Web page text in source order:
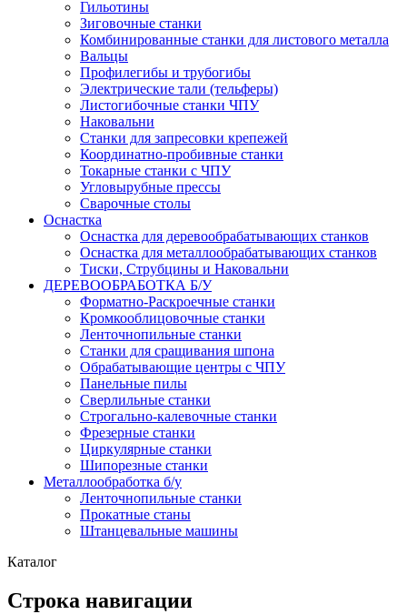
Гильотины
Зиговочные станки
Комбинированные станки для листового металла
Вальцы
Профилегибы и трубогибы
Электрические тали (тельферы)
Листогибочные станки ЧПУ
Наковальни
Станки для запресовки крепежей
Координатно-пробивные станки
Токарные станки с ЧПУ
Угловырубные прессы
Сварочные столы
Оснастка
Оснастка для деревообрабатывающих станков
Оснастка для металлообрабатывающих станков
Тиски, Струбцины и Наковальни
ДЕРЕВООБРАБОТКА Б/У
Форматно-Раскроечные станки
Кромкооблицовочные станки
Ленточнопильные станки
Станки для сращивания шпона
Обрабатывающие центры с ЧПУ
Панельные пилы
Сверлильные станки
Строгально-калевочные станки
Фрезерные станки
Циркулярные станки
Шипорезные станки
Металлообработка б/у
Ленточнопильные станки
Прокатные станы
Штанцевальные машины
Каталог
Строка навигации